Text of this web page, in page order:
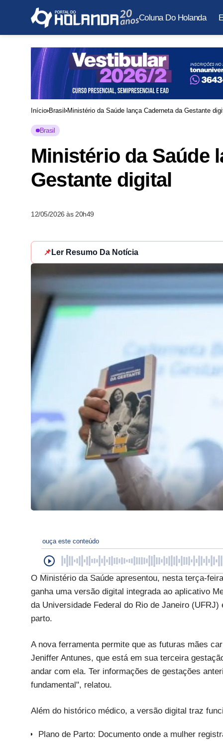
Coluna Do Holanda
Início Brasil Ministério da Saúde lança Caderneta da Gestante
Brasil
Ministério da Saúde
Gestante digital
12/05/2026 às 20h49
📌 Ler Resumo Da Notícia
ouça este conteúdo
O Ministério da Saúde apresentou, nesta terça-
ganha uma versão digital integrada ao aplicativo
da Universidade Federal do Rio de Janeiro
parto.
A nova ferramenta permite que as futuras mães
Jeniffer Antunes, que está em sua terceira
andar com ela. Ter informações de gestações
fundamental", relatou.
Além do histórico médico, a versão digital traz
Plano de Parto: Documento onde a mulher